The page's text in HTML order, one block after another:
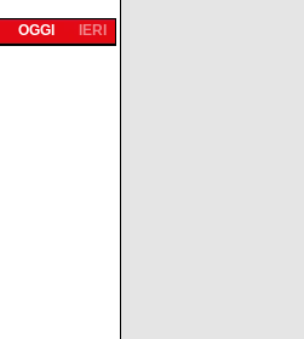
IERI
OGGI